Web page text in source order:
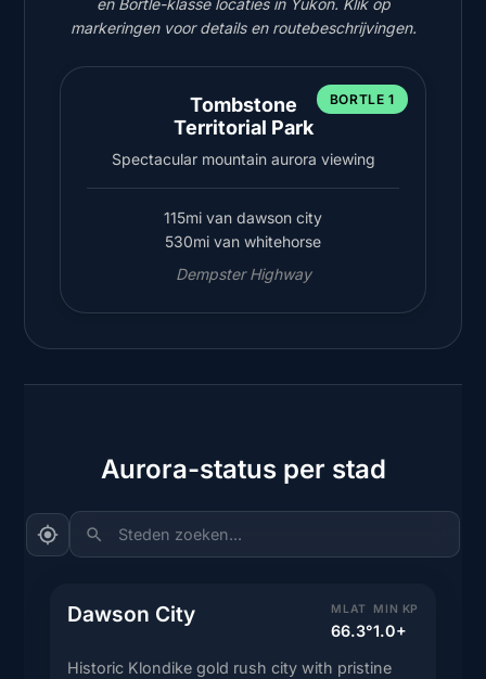
en Bortle-klasse locaties in Yukon. Klik op
markeringen voor details en routebeschrijvingen.
BORTLE 1
Tombstone
Territorial Park
Spectacular mountain aurora viewing
115mi van dawson city
530mi van whitehorse
Dempster Highway
Aurora-status per stad
Steden zoeken...
Dawson City MLAT
66.3°
MIN KP
1.0+
Historic Klondike gold rush city with pristine